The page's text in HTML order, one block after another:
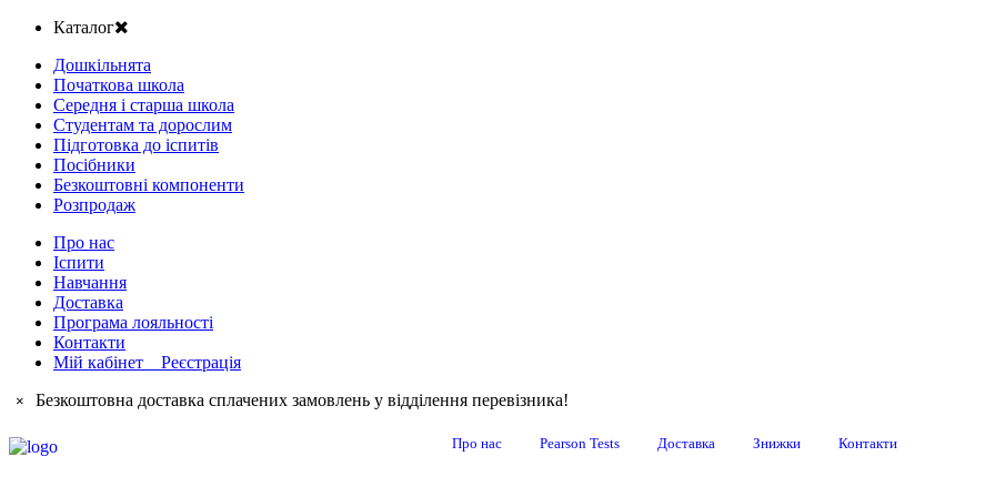
Каталог
Дошкільнята
Початкова школа
Середня і старша школа
Студентам та дорослим
Підготовка до іспитів
Посібники
Безкоштовні компоненти
Розпродаж
Про нас
Іспити
Навчання
Доставка
Програма лояльності
Контакти
Мій кабінет Реєстрація
× Безкоштовна доставка сплачених замовлень у відділення перевізника!
Про нас Pearson Tests Доставка Знижки Контакти